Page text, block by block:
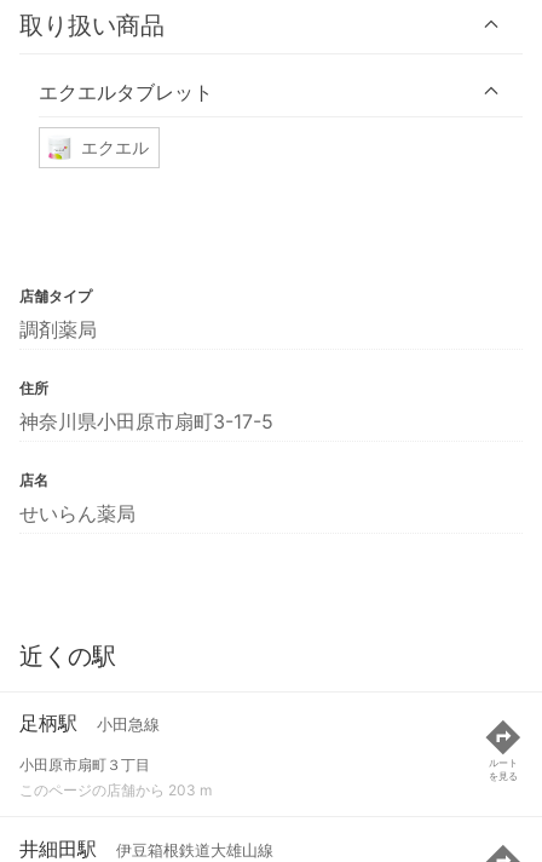
取り扱い商品
エクエルタブレット
エクエル
店舗タイプ
調剤薬局
住所
神奈川県小田原市扇町3-17-5
店名
せいらん薬局
近くの駅
足柄駅 小田急線
小田原市扇町３丁目
このページの店舗から 203 m
ルート
を見る
井細田駅 伊豆箱根鉄道大雄山線